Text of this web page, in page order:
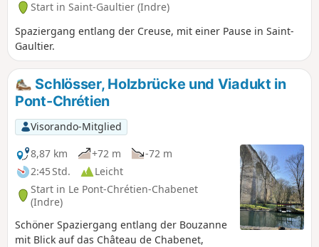
Start in Saint-Gaultier (Indre)
Spaziergang entlang der Creuse, mit einer Pause in Saint-
Gaultier.
Schlösser, Holzbrücke und Viadukt in
Pont-Chrétien
Visorando-Mitglied
8,87 km
+72 m
-72 m
2:45 Std.
Leicht
Start in Le Pont-Chrétien-Chabenet
(Indre)
Schöner Spaziergang entlang der Bouzanne
mit Blick auf das Château de Chabenet,